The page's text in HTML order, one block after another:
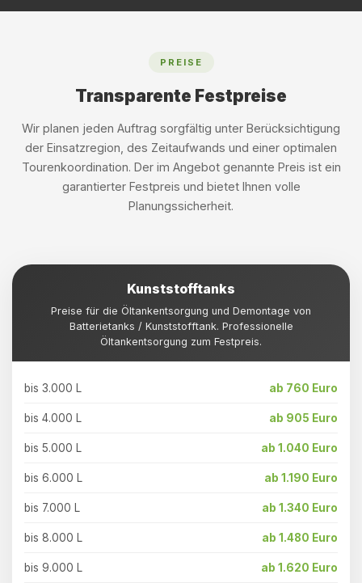
PREISE
Transparente Festpreise
Wir planen jeden Auftrag sorgfältig unter Berücksichtigung
der Einsatzregion, des Zeitaufwands und einer optimalen
Tourenkoordination. Der im Angebot genannte Preis ist ein
garantierter Festpreis und bietet Ihnen volle
Planungssicherheit.
Kunststofftanks
Preise für die Öltankentsorgung und Demontage von
Batterietanks / Kunststofftank. Professionelle
Öltankentsorgung zum Festpreis.
bis 3.000 L ab 760 Euro
bis 4.000 L ab 905 Euro
bis 5.000 L ab 1.040 Euro
bis 6.000 L ab 1.190 Euro
bis 7.000 L ab 1.340 Euro
bis 8.000 L ab 1.480 Euro
bis 9.000 L ab 1.620 Euro